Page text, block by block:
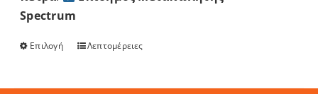
Spectrum
Επιλογή
Αυτό
προϊόν
Λεπτομέρειες